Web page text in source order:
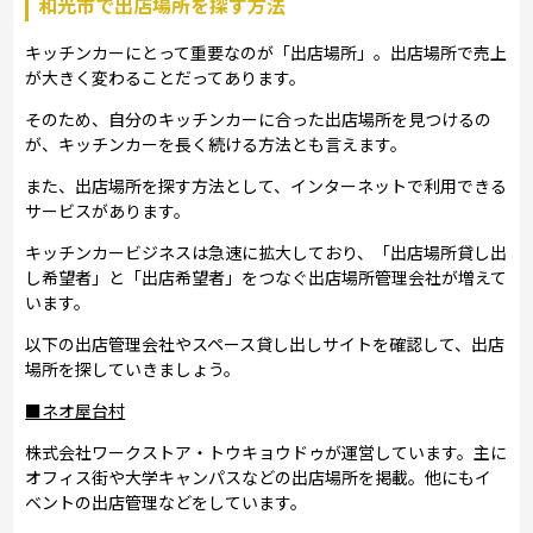
キッチンカーにとって重要なのが「出店場所」。出店場所で売上
が大きく変わることだってあります。
そのため、自分のキッチンカーに合った出店場所を見つけるの
が、キッチンカーを長く続ける方法とも言えます。
また、出店場所を探す方法として、インターネットで利用できる
サービスがあります。
キッチンカービジネスは急速に拡大しており、「出店場所貸し出
し希望者」と「出店希望者」をつなぐ出店場所管理会社が増えて
います。
以下の出店管理会社やスペース貸し出しサイトを確認して、出店
場所を探していきましょう。
■ネオ屋台村
株式会社ワークストア・トウキョウドゥが運営しています。主に
オフィス街や大学キャンパスなどの出店場所を掲載。他にもイ
ベントの出店管理などをしています。